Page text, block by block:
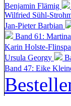
Benjamin Flämig
Wilfried Sühl-
Jan-Pieter Barbian
Band 61:
Karin Holste-
Ursula Georgy
Band 47: Eike